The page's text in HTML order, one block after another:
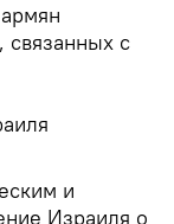
связанных с
и
Израиля о